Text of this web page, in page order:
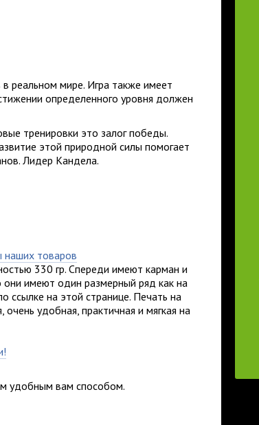
реальном мире. Игра также имеет
определенного уровня должен
тренировки это залог победы.
этой природной силы помогает
Лидер Кандела.
наших товаров
330 гр. Спереди имеют карман и
они имеют один размерный ряд как на
на этой странице. Печать на
удобная, практичная и мягкая на
удобным вам способом.